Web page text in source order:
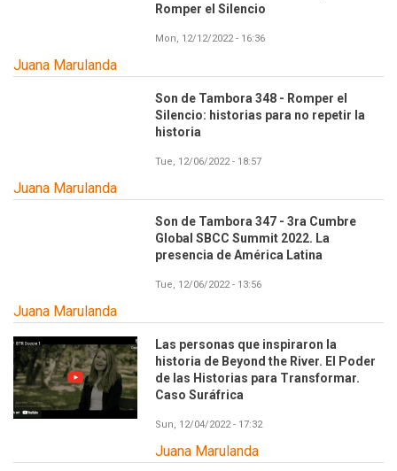
Romper el Silencio
Mon, 12/12/2022 - 16:36
Juana Marulanda
Son de Tambora 348 - Romper el
Silencio: historias para no repetir la
historia
Tue, 12/06/2022 - 18:57
Juana Marulanda
Son de Tambora 347 - 3ra Cumbre
Global SBCC Summit 2022. La
presencia de América Latina
Tue, 12/06/2022 - 13:56
Juana Marulanda
Las personas que inspiraron la
historia de Beyond the River. El Poder
de las Historias para Transformar.
Caso Suráfrica
Sun, 12/04/2022 - 17:32
Juana Marulanda